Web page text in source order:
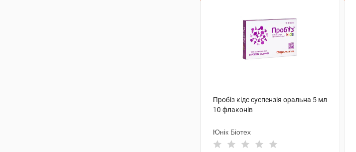
Пробіз кідс суспензія оральна 5 мл
10 флаконів
Юнік Біотех